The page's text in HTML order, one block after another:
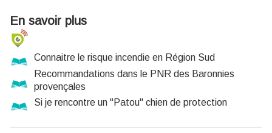
En savoir plus
Connaitre le risque incendie en Région Sud
Recommandations dans le PNR des Baronnies
provençales
Si je rencontre un "Patou" chien de protection